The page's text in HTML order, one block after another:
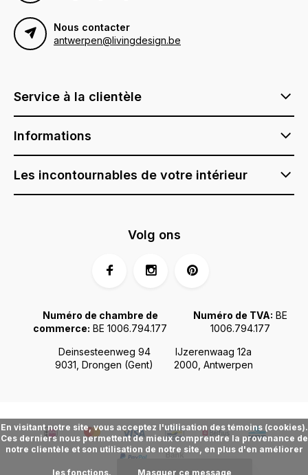
Nous contacter
antwerpen@livingdesign.be
Service à la clientèle
Informations
Les incontournables de votre intérieur
Deinsesteenweg 94
9031, Drongen (Gent)
IJzerenwaag 12a
2000, Antwerpen
Numéro de chambre de
commerce: BE 1006.794.177
Numéro de TVA: BE
1006.794.177
Volg ons
En visitant notre site, vous acceptez l'utilisation des témoins (cookies).
Ces derniers nous permettent de mieux comprendre la provenance de
notre clientèle et son utilisation de notre site, en plus d'en améliorer
les fonctions. Masquer ce message